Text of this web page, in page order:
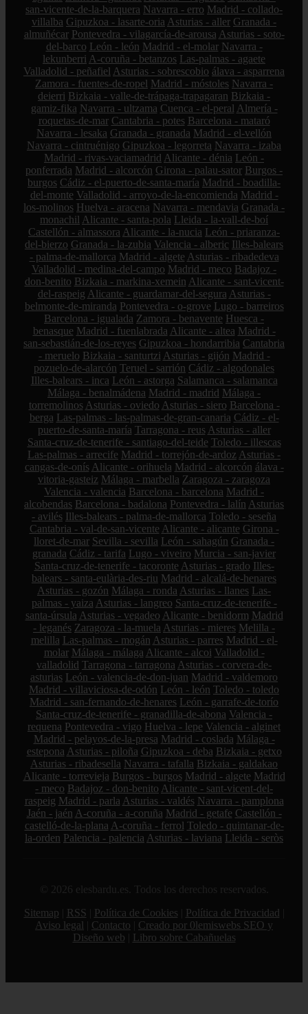
san-vicente-de-la-barquera Navarra - erro Madrid - collado-
villalba Gipuzkoa - lasarte-oria Asturias - aller Granada -
almuñécar Pontevedra - vilagarcía-de-arousa Asturias - soto-
del-barco León - león Madrid - el-molar Navarra -
lekunberri A-coruña - betanzos Las-palmas - agaete
Valladolid - peñafiel Asturias - sobrescobio álava - asparrena
Zamora - fuentes-de-ropel Madrid - móstoles Navarra -
deierri Bizkaia - valle-de-trápaga-trapagaran Bizkaia -
gamiz-fika Navarra - ultzama Cuenca - el-peral Almería -
roquetas-de-mar Cantabria - potes Barcelona - mataró
Navarra - lesaka Granada - granada Madrid - el-vellón
Navarra - cintruénigo Gipuzkoa - legorreta Navarra - izaba
Madrid - rivas-vaciamadrid Alicante - dénia León -
ponferrada Madrid - alcorcón Girona - palau-sator Burgos -
burgos Cádiz - el-puerto-de-santa-maría Madrid - boadilla-
del-monte Valladolid - arroyo-de-la-encomienda Madrid -
los-molinos Huelva - aracena Navarra - mendavia Granada -
monachil Alicante - santa-pola Lleida - la-vall-de-boí
Castellón - almassora Alicante - la-nucia León - priaranza-
del-bierzo Granada - la-zubia Valencia - alberic Illes-balears
- palma-de-mallorca Madrid - algete Asturias - ribadedeva
Valladolid - medina-del-campo Madrid - meco Badajoz -
don-benito Bizkaia - markina-xemein Alicante - sant-vicent-
del-raspeig Alicante - guardamar-del-segura Asturias -
belmonte-de-miranda Pontevedra - o-grove Lugo - barreiros
Barcelona - igualada Zamora - benavente Huesca -
benasque Madrid - fuenlabrada Alicante - altea Madrid -
san-sebastián-de-los-reyes Gipuzkoa - hondarribia Cantabria
- meruelo Bizkaia - santurtzi Asturias - gijón Madrid -
pozuelo-de-alarcón Teruel - sarrión Cádiz - algodonales
Illes-balears - inca León - astorga Salamanca - salamanca
Málaga - benalmádena Madrid - madrid Málaga -
torremolinos Asturias - oviedo Asturias - siero Barcelona -
berga Las-palmas - las-palmas-de-gran-canaria Cádiz - el-
puerto-de-santa-maría Tarragona - reus Asturias - aller
Santa-cruz-de-tenerife - santiago-del-teide Toledo - illescas
Las-palmas - arrecife Madrid - torrejón-de-ardoz Asturias -
cangas-de-onís Alicante - orihuela Madrid - alcorcón álava -
vitoria-gasteiz Málaga - marbella Zaragoza - zaragoza
Valencia - valencia Barcelona - barcelona Madrid -
alcobendas Barcelona - badalona Pontevedra - lalín Asturias
- avilés Illes-balears - palma-de-mallorca Toledo - seseña
Cantabria - val-de-san-vicente Alicante - alicante Girona -
lloret-de-mar Sevilla - sevilla León - sahagún Granada -
granada Cádiz - tarifa Lugo - viveiro Murcia - san-javier
Santa-cruz-de-tenerife - tacoronte Asturias - grado Illes-
balears - santa-eulària-des-riu Madrid - alcalá-de-henares
Asturias - gozón Málaga - ronda Asturias - llanes Las-
palmas - yaiza Asturias - langreo Santa-cruz-de-tenerife -
santa-úrsula Asturias - vegadeo Alicante - benidorm Madrid
- leganés Zaragoza - la-muela Asturias - mieres Melilla -
melilla Las-palmas - mogán Asturias - parres Madrid - el-
molar Málaga - málaga Alicante - alcoi Valladolid -
valladolid Tarragona - tarragona Asturias - corvera-de-
asturias León - valencia-de-don-juan Madrid - valdemoro
Madrid - villaviciosa-de-odón León - león Toledo - toledo
Madrid - san-fernando-de-henares León - garrafe-de-torío
Santa-cruz-de-tenerife - granadilla-de-abona Valencia -
requena Pontevedra - vigo Huelva - lepe Valencia - alginet
Madrid - pelayos-de-la-presa Madrid - coslada Málaga -
estepona Asturias - piloña Gipuzkoa - deba Bizkaia - getxo
Asturias - ribadesella Navarra - tafalla Bizkaia - galdakao
Alicante - torrevieja Burgos - burgos Madrid - algete Madrid
- meco Badajoz - don-benito Alicante - sant-vicent-del-
raspeig Madrid - parla Asturias - valdés Navarra - pamplona
Jaén - jaén A-coruña - a-coruña Madrid - getafe Castellón -
castelló-de-la-plana A-coruña - ferrol Toledo - quintanar-de-
la-orden Palencia - palencia Asturias - laviana Lleida - seròs
© 2026 elesbardu.es. Todos los derechos reservados.
Sitemap
RSS Política de Cookies Política de Privacidad
Aviso legal
Contacto
Creado por 0lemiswebs SEO y
Diseño web
Libro sobre Cabañuelas